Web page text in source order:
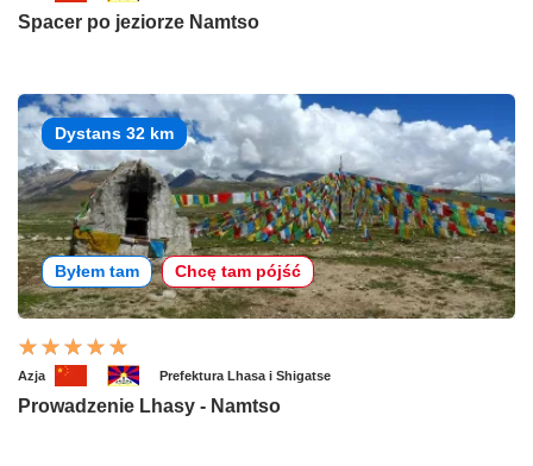
Spacer po jeziorze Namtso
Dystans 32 km
Byłem tam Chcę tam pójść
Azja Prefektura Lhasa i Shigatse
Prowadzenie Lhasy - Namtso